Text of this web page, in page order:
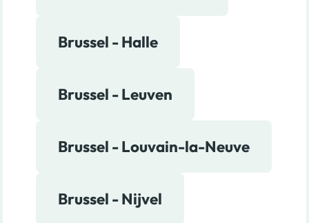
Brussel - Halle
Brussel - Leuven
Brussel - Louvain-la-Neuve
Brussel - Nijvel